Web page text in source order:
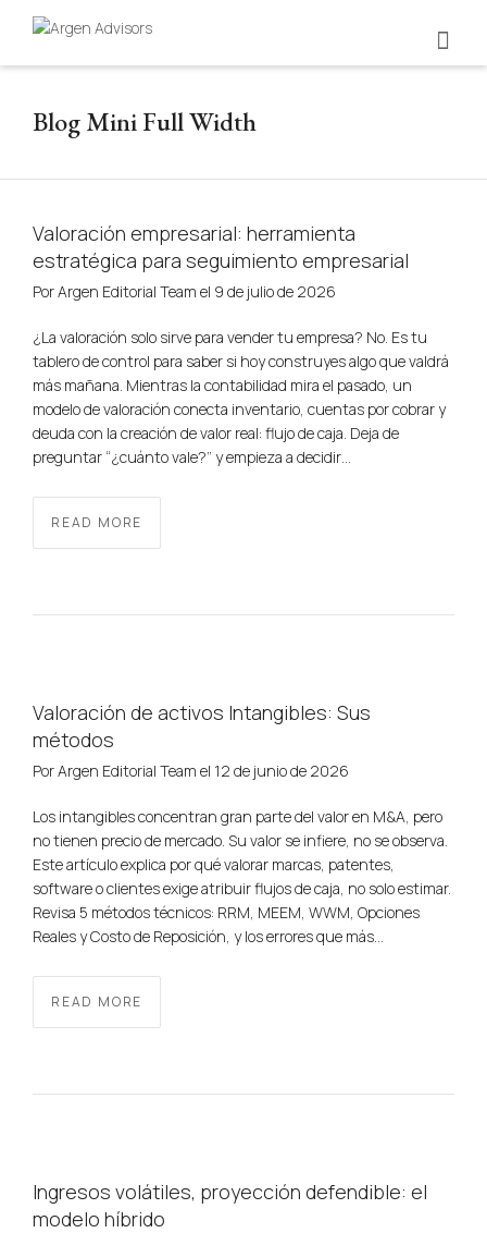
Blog Mini Full Width
Valoración empresarial: herramienta
estratégica para seguimiento empresarial
PorArgen Editorial Team el 9 de julio de 2026
¿La valoración solo sirve para vender tu empresa? No. Es tu
tablero de control para saber si hoy construyes algo que valdrá
más mañana. Mientras la contabilidad mira el pasado, un
modelo de valoración conecta inventario, cuentas por cobrar y
deuda con la creación de valor real: flujo de caja. Deja de
preguntar “¿cuánto vale?” y empieza a decidir…
READ MORE
Valoración de activos Intangibles: Sus
métodos
PorArgen Editorial Team el 12 de junio de 2026
Los intangibles concentran gran parte del valor en M&A, pero
no tienen precio de mercado. Su valor se infiere, no se observa.
Este artículo explica por qué valorar marcas, patentes,
software o clientes exige atribuir flujos de caja, no solo estimar.
Revisa 5 métodos técnicos: RRM, MEEM, WWM, Opciones
Reales y Costo de Reposición, y los errores que más…
READ MORE
Ingresos volátiles, proyección defendible: el
modelo híbrido